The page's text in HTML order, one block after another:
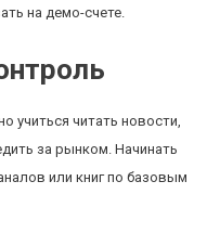
на демо-счете.
учиться читать новости,
за рынком. Начинать
или книг по базовым